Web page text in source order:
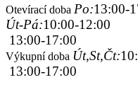
Otevírací doba Po:13:00-
Út-Pá:10:00-12:00
13:00-17:00
Výkupní doba Út,St,Čt:
13:00-17:00